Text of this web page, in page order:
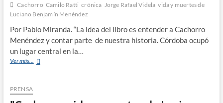
Cachorro Camilo Ratti crónica Jorge Rafael Videla vida y muertes de
Luciano Benjamín Menéndez
Por Pablo Miranda. “La idea del libro es entender a Cachorro
Menéndez y contar parte de nuestra historia. Córdoba ocupó
un lugar central en la…
Ver más...
PRENSA